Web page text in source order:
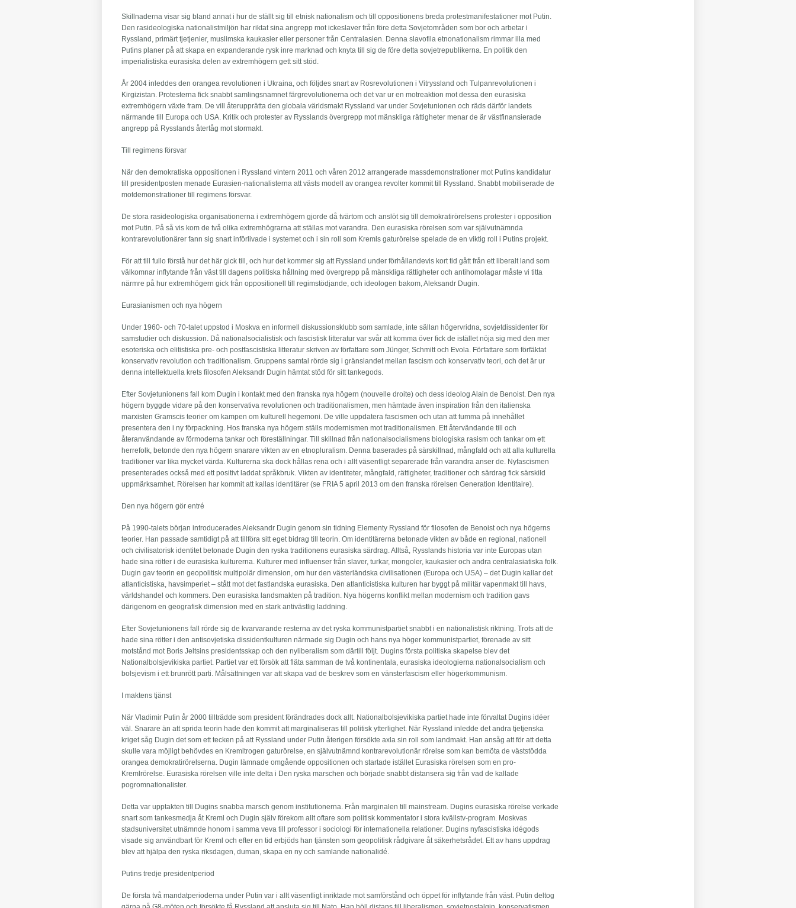
Skillnaderna visar sig bland annat i hur de ställt sig till etnisk nationalism och till oppositionens breda protestmanifestationer mot Putin.
Den rasideologiska nationalistmiljön har riktat sina angrepp mot ickeslaver från före detta Sovjetområden som bor och arbetar i
Ryssland, primärt tjetjenier, muslimska kaukasier eller personer från Centralasien. Denna slavofila etnonationalism rimmar illa med
Putins planer på att skapa en expanderande rysk inre marknad och knyta till sig de före detta sovjetrepublikerna. En politik den
imperialistiska eurasiska delen av extremhögern gett sitt stöd.
År 2004 inleddes den orangea revolutionen i Ukraina, och följdes snart av Rosrevolutionen i Vitryssland och Tulpanrevolutionen i
Kirgizistan. Protesterna fick snabbt samlingsnamnet färgrevolutionerna och det var ur en motreaktion mot dessa den eurasiska
extremhögern växte fram. De vill återupprätta den globala världsmakt Ryssland var under Sovjetunionen och räds därför landets
närmande till Europa och USA. Kritik och protester av Rysslands övergrepp mot mänskliga rättigheter menar de är västfinansierade
angrepp på Rysslands återtåg mot stormakt.
Till regimens försvar
När den demokratiska oppositionen i Ryssland vintern 2011 och våren 2012 arrangerade massdemonstrationer mot Putins kandidatur
till presidentposten menade Eurasien-nationalisterna att västs modell av orangea revolter kommit till Ryssland. Snabbt mobiliserade de
motdemonstrationer till regimens försvar.
De stora rasideologiska organisationerna i extremhögern gjorde då tvärtom och anslöt sig till demokratirörelsens protester i opposition
mot Putin. På så vis kom de två olika extremhögrarna att ställas mot varandra. Den eurasiska rörelsen som var självutnämnda
kontrarevolutionärer fann sig snart införlivade i systemet och i sin roll som Kremls gaturörelse spelade de en viktig roll i Putins projekt.
För att till fullo förstå hur det här gick till, och hur det kommer sig att Ryssland under förhållandevis kort tid gått från ett liberalt land som
välkomnar inflytande från väst till dagens politiska hållning med övergrepp på mänskliga rättigheter och antihomolagar måste vi titta
närmre på hur extremhögern gick från oppositionell till regimstödjande, och ideologen bakom, Aleksandr Dugin.
Eurasianismen och nya högern
Under 1960- och 70-talet uppstod i Moskva en informell diskussionsklubb som samlade, inte sällan högervridna, sovjetdissidenter för
samstudier och diskussion. Då nationalsocialistisk och fascistisk litteratur var svår att komma över fick de istället nöja sig med den mer
esoteriska och elitistiska pre- och postfascistiska litteratur skriven av författare som Jünger, Schmitt och Evola. Författare som förfäktat
konservativ revolution och traditionalism. Gruppens samtal rörde sig i gränslandet mellan fascism och konservativ teori, och det är ur
denna intellektuella krets filosofen Aleksandr Dugin hämtat stöd för sitt tankegods.
Efter Sovjetunionens fall kom Dugin i kontakt med den franska nya högern (nouvelle droite) och dess ideolog Alain de Benoist. Den nya
högern byggde vidare på den konservativa revolutionen och traditionalismen, men hämtade även inspiration från den italienska
marxisten Gramscis teorier om kampen om kulturell hegemoni. De ville uppdatera fascismen och utan att tumma på innehållet
presentera den i ny förpackning. Hos franska nya högern ställs modernismen mot traditionalismen. Ett återvändande till och
återanvändande av förmoderna tankar och föreställningar. Till skillnad från nationalsocialismens biologiska rasism och tankar om ett
herrefolk, betonde den nya högern snarare vikten av en etnopluralism. Denna baserades på särskillnad, mångfald och att alla kulturella
traditioner var lika mycket värda. Kulturerna ska dock hållas rena och i allt väsentligt separerade från varandra anser de. Nyfascismen
presenterades också med ett positivt laddat språkbruk. Vikten av identiteter, mångfald, rättigheter, traditioner och särdrag fick särskild
uppmärksamhet. Rörelsen har kommit att kallas identitärer (se FRIA 5 april 2013 om den franska rörelsen Generation Identitaire).
Den nya högern gör entré
På 1990-talets början introducerades Aleksandr Dugin genom sin tidning Elementy Ryssland för filosofen de Benoist och nya högerns
teorier. Han passade samtidigt på att tillföra sitt eget bidrag till teorin. Om identitärerna betonade vikten av både en regional, nationell
och civilisatorisk identitet betonade Dugin den ryska traditionens eurasiska särdrag. Alltså, Rysslands historia var inte Europas utan
hade sina rötter i de eurasiska kulturerna. Kulturer med influenser från slaver, turkar, mongoler, kaukasier och andra centralasiatiska folk.
Dugin gav teorin en geopolitisk multipolär dimension, om hur den västerländska civilisationen (Europa och USA) – det Dugin kallar det
atlanticistiska, havsimperiet – stått mot det fastlandska eurasiska. Den atlanticistiska kulturen har byggt på militär vapenmakt till havs,
världshandel och kommers. Den eurasiska landsmakten på tradition. Nya högerns konflikt mellan modernism och tradition gavs
därigenom en geografisk dimension med en stark antivästlig laddning.
Efter Sovjetunionens fall rörde sig de kvarvarande resterna av det ryska kommunistpartiet snabbt i en nationalistisk riktning. Trots att de
hade sina rötter i den antisovjetiska dissidentkulturen närmade sig Dugin och hans nya höger kommunistpartiet, förenade av sitt
motstånd mot Boris Jeltsins presidentsskap och den nyliberalism som därtill följt. Dugins första politiska skapelse blev det
Nationalbolsjevikiska partiet. Partiet var ett försök att fläta samman de två kontinentala, eurasiska ideologierna nationalsocialism och
bolsjevism i ett brunrött parti. Målsättningen var att skapa vad de beskrev som en vänsterfascism eller högerkommunism.
I maktens tjänst
När Vladimir Putin år 2000 tillträdde som president förändrades dock allt. Nationalbolsjevikiska partiet hade inte förvaltat Dugins idéer
väl. Snarare än att sprida teorin hade den kommit att marginaliseras till politisk ytterlighet. När Ryssland inledde det andra tjetjenska
kriget såg Dugin det som ett tecken på att Ryssland under Putin återigen försökte axla sin roll som landmakt. Han ansåg att för att detta
skulle vara möjligt behövdes en Kremltrogen gaturörelse, en självutnämnd kontrarevolutionär rörelse som kan bemöta de väststödda
orangea demokratirörelserna. Dugin lämnade omgående oppositionen och startade istället Eurasiska rörelsen som en pro-
Kremlrörelse. Eurasiska rörelsen ville inte delta i Den ryska marschen och började snabbt distansera sig från vad de kallade
pogromnationalister.
Detta var upptakten till Dugins snabba marsch genom institutionerna. Från marginalen till mainstream. Dugins eurasiska rörelse verkade
snart som tankesmedja åt Kreml och Dugin själv förekom allt oftare som politisk kommentator i stora kvällstv-program. Moskvas
stadsuniversitet utnämnde honom i samma veva till professor i sociologi för internationella relationer. Dugins nyfascistiska idégods
visade sig användbart för Kreml och efter en tid erbjöds han tjänsten som geopolitisk rådgivare åt säkerhetsrådet. Ett av hans uppdrag
blev att hjälpa den ryska riksdagen, duman, skapa en ny och samlande nationalidé.
Putins tredje presidentperiod
De första två mandatperioderna under Putin var i allt väsentligt inriktade mot samförstånd och öppet för inflytande från väst. Putin deltog